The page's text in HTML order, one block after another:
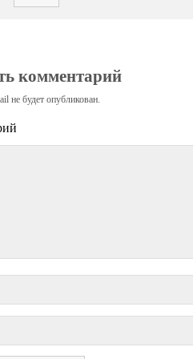
комментарий
не будет опубликован.